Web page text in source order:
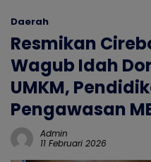
Daerah
Resmikan
Wagub Idah
UMKM,
Pengawasan
Admin
11 Februari 2026